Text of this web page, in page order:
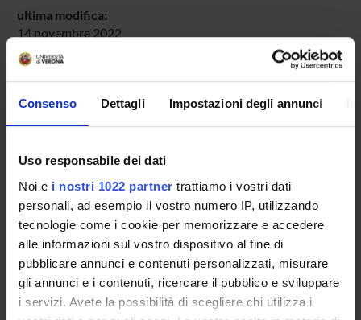
Consenso Dettagli Impostazioni degli annunci
Uso responsabile dei dati
Noi e i nostri 1022 partner trattiamo i vostri dati
personali, ad esempio il vostro numero IP, utilizzando
tecnologie come i cookie per memorizzare e accedere
alle informazioni sul vostro dispositivo al fine di
pubblicare annunci e contenuti personalizzati, misurare
gli annunci e i contenuti, ricercare il pubblico e sviluppare
i servizi. Avete la possibilità di scegliere chi utilizza i
ultima modifica:
14 novembre 2022
Citazione bibliografica:
Fogel, A.;Lavelli, Manuela,Positive facial expressions and
communication in the first year of life.,
Atti di "ISRE
(International Society for Research on Emotions)
Conference", Bari , July 11-15 ,2005,pp. 33-34
Consulta la scheda completa presente nel
istituzionale della Ricerca di Ateneo
PROGETTI COLLEGATI
TITOLO
Attenzione e affetti nel contesto della comunicazione